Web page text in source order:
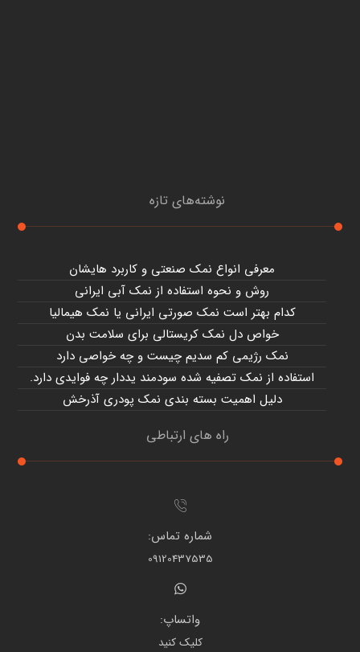
نوشته‌های تازه
معرفی انواع نمک صنعتی و کاربرد هایشان
روش و نحوه استفاده از نمک آبی ایرانی
کدام بهتر است نمک صورتی ایرانی یا نمک هیمالیا
خواص دل نمک کریستالی برای سلامت بدن
نمک رژیمی کم سدیم چیست و چه خواصی دارد
استفاده از نمک تصفیه شده سودمند یددار چه فوایدی دارد.
دلیل اهمیت بسته بندی نمک پودری آذرخش
راه های ارتباطی
شماره تماس:
09120437535
واتساپ:
کلیک کنید